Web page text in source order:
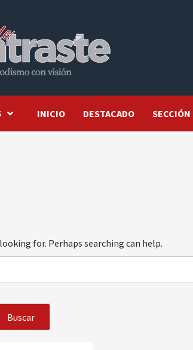
INICIO DESTACADO SECCIÓN
for. Perhaps searching can help.
Buscar